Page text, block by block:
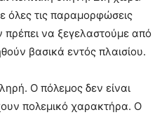
όλες τις παραμορφώσεις
πρέπει να ξεγελαστούμε από
βασικά εντός πλαισίου.
Ο πόλεμος δεν είναι
πολεμικό χαρακτήρα. Ο